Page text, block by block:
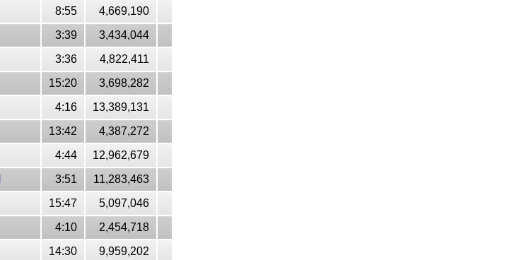
8:55
4,669,190
3:39
3,434,044
3:36
4,822,411
15:20
3,698,282
4:16
13,389,131
13:42
4,387,272
4:44
12,962,679
3:51
11,283,463
15:47
5,097,046
4:10
2,454,718
14:30
9,959,202